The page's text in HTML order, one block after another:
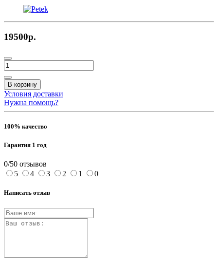
19500р.
В корзину
Условия доставки
Нужна помощь?
100% качество
Гарантия 1 год
0/50 отзывов
5
4 3 2 1 0
Написать отзыв